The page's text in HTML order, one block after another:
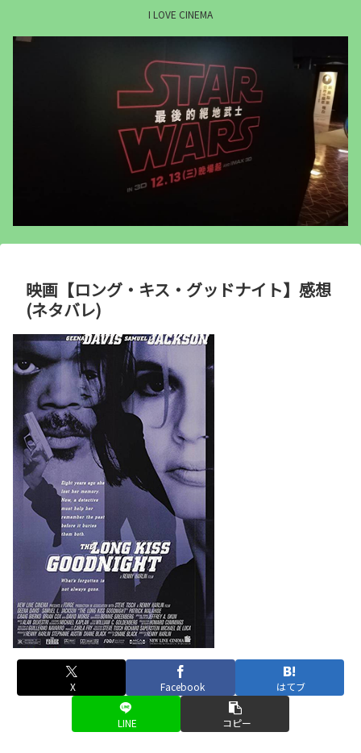
I LOVE CINEMA
映画【ロング・キス・グッドナイト】感想
(ネタバレ)
X Facebook はてブ
LINE コピー